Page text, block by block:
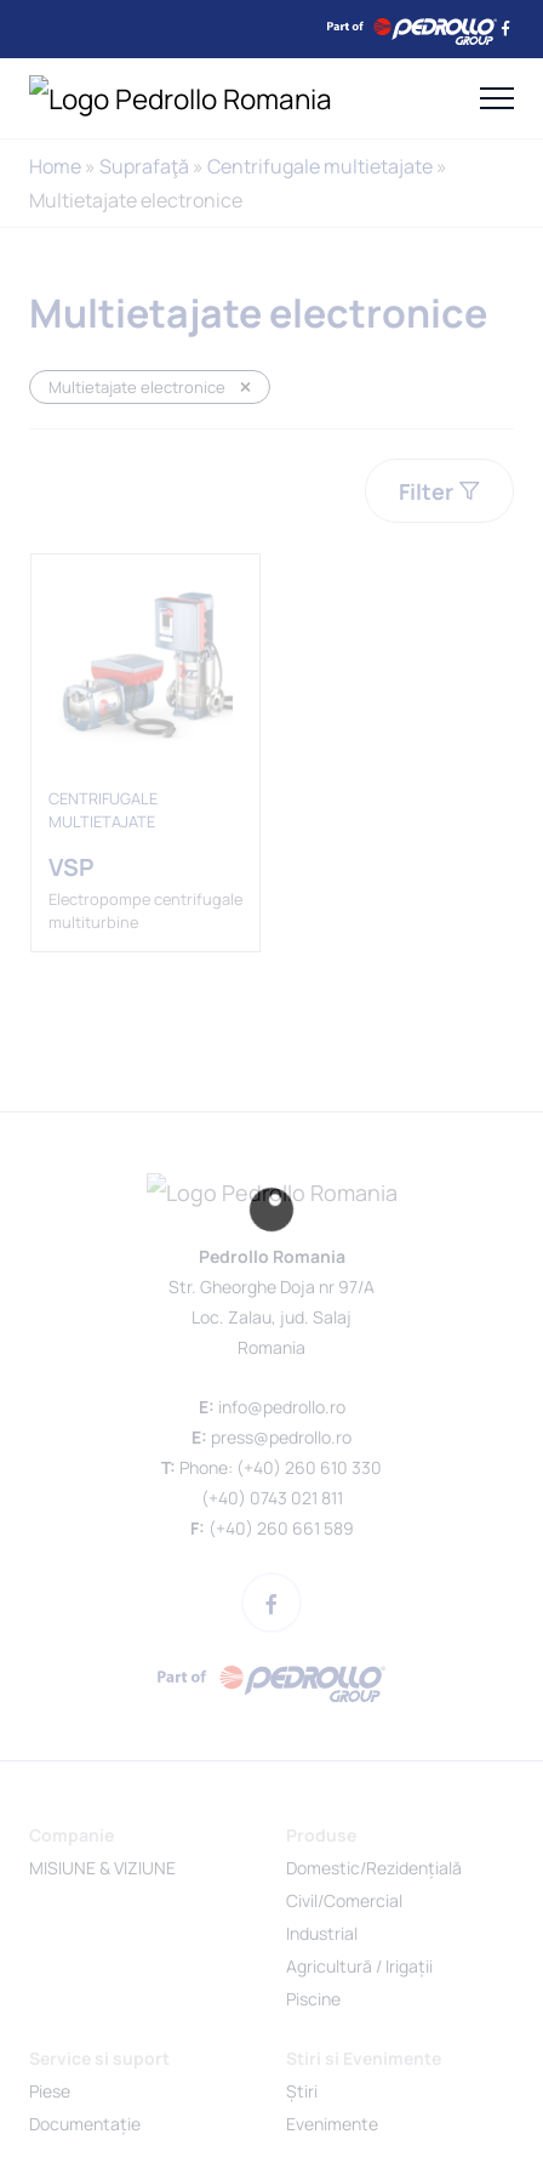
Home» Suprafaţă » Centrifugale multietajate»
Multietajate electronice
Multietajate electronice
Multietajate electronice
Filter
CENTRIFUGALE
MULTIETAJATE
VSP
Electropompe centrifugale
multiturbine
Pedrollo Romania
Str. Gheorghe Doja nr 97/A
Loc. Zalau, jud. Salaj
Romania
E: info@pedrollo.ro
E: press@pedrollo.ro
T: Phone: (+40) 260 610 330
(+40) 0743 021 811
F: (+40) 260 661 589
MISIUNE & VIZIUNE
Domestic/Rezidențială
Civil/Comercial
Industrial
Agricultură / Irigații
Piscine
Piese
Documentație
Știri
Evenimente